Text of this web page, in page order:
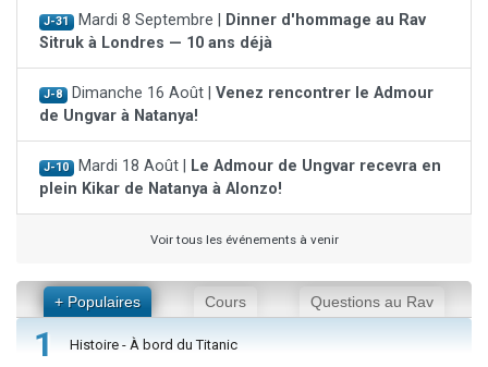
J-31 Mardi 8 Septembre |
Dinner d'hommage au Rav
Sitruk à Londres — 10 ans déjà
J-8 Dimanche 16 Août | Venez rencontrer le Admour
de Ungvar à Natanya!
J-10 Mardi 18 Août |
Le Admour de Ungvar recevra en
plein Kikar de Natanya à Alonzo!
Voir tous les événements à venir
+ Populaires Cours Questions au Rav
1 Histoire - À bord du Titanic